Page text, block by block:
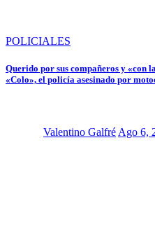
POLICIALES
Querido por sus compañeros y «con
«Colo», el policía asesinado por
Valentino GalfréAgo 6,